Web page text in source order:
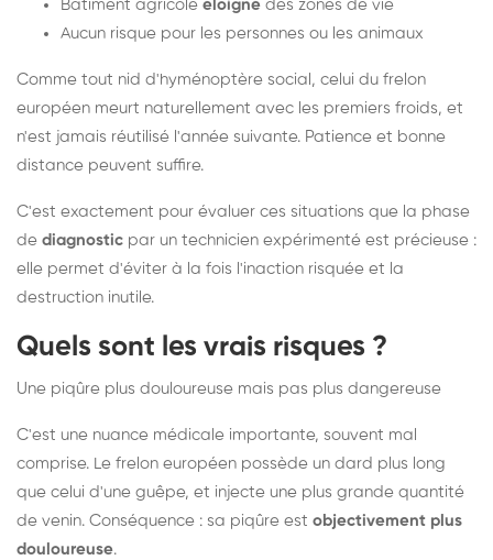
Bâtiment agricole éloigné des zones de vie
Aucun risque pour les personnes ou les animaux
Comme tout nid d'hyménoptère social, celui du frelon
européen meurt naturellement avec les premiers froids, et
n'est jamais réutilisé l'année suivante. Patience et bonne
distance peuvent suffire.
C'est exactement pour évaluer ces situations que la phase
de diagnostic par un technicien expérimenté est précieuse :
elle permet d'éviter à la fois l'inaction risquée et la
destruction inutile.
Quels sont les vrais risques ?
Une piqûre plus douloureuse mais pas plus dangereuse
C'est une nuance médicale importante, souvent mal
comprise. Le frelon européen possède un dard plus long
que celui d'une guêpe, et injecte une plus grande quantité
de venin. Conséquence : sa piqûre est objectivement plus
douloureuse.